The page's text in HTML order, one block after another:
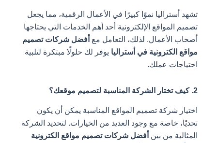
نموًا كبيرًا في الأعمال الرقمية، مما يجعل
الإلكترونية أحد أهم الخدمات التي يحتاجها
لذلك، التعامل معأفضل شركات تصميم
في أستراليايوفر لك حلولًا مبتكرة لتلبية
عملك.
شركة تصميم المواقع المناسبة يمكن أن يكون
خاصة مع وجود العديد من الخيارات. لتحديد الشركة
من بينأفضل شركات تصميم مواقع الكترونية